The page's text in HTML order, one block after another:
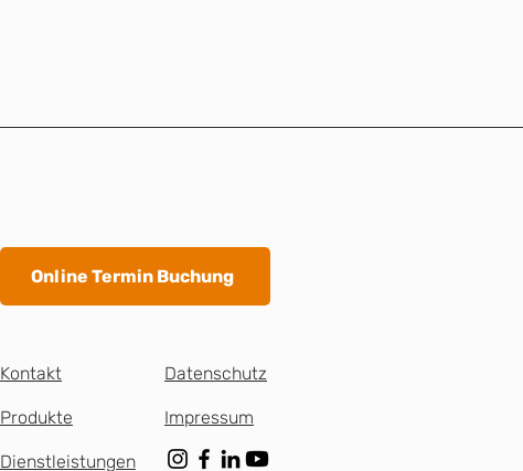
Online Termin Buchung
Kontakt
Produkte
Dienstleistungen
Datenschutz
Impressum